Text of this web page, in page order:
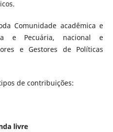
Comunidade acadêmica e
e Pecuária, nacional e
e Gestores de Políticas
de contribuições:
livre